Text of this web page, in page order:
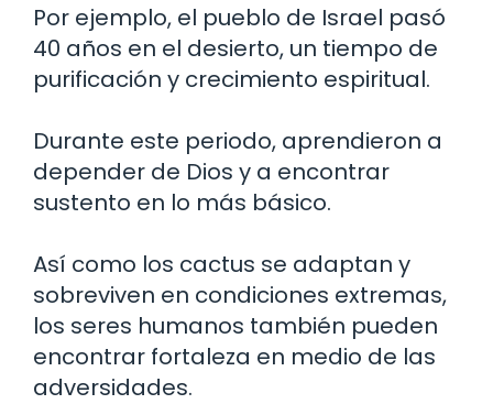
Por ejemplo, el pueblo de Israel pasó
40 años en el desierto, un tiempo de
purificación y crecimiento espiritual.
Durante este periodo, aprendieron a
depender de Dios y a encontrar
sustento en lo más básico.
Así como los cactus se adaptan y
sobreviven en condiciones extremas,
los seres humanos también pueden
encontrar fortaleza en medio de las
adversidades.